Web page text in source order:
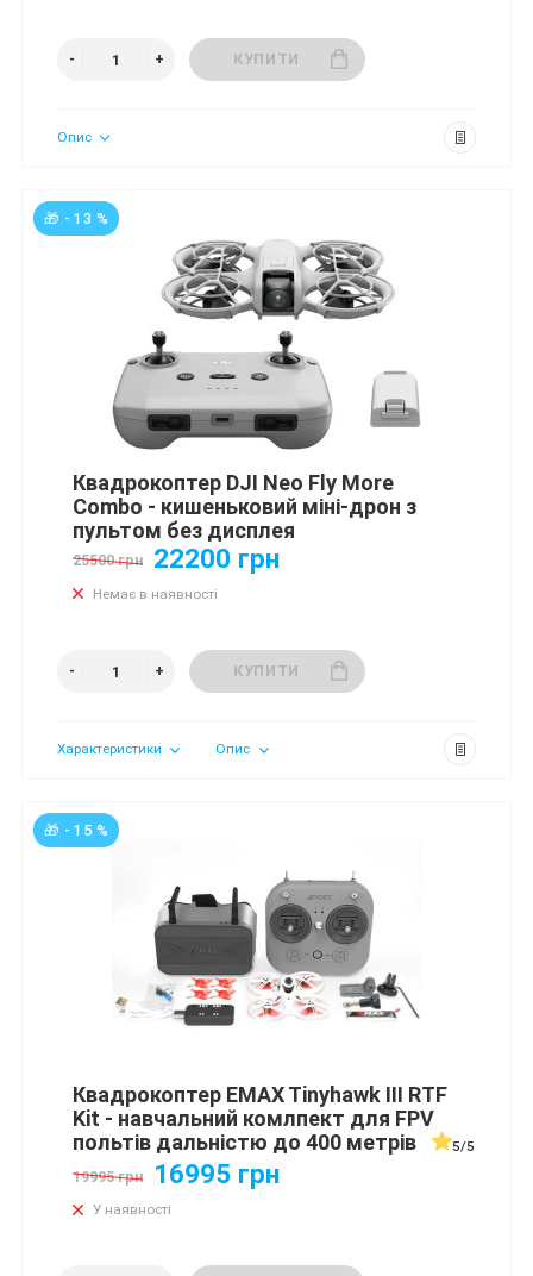
КУПИТИ
Опис
🎁 - 13 %
Квадрокоптер DJI Neo Fly More
Combo - кишеньковий міні-дрон з
пультом без дисплея
25500 грн 22200 грн
Немає в наявності
КУПИТИ
Характеристики Опис
🎁 - 15 %
Квадрокоптер EMAX Tinyhawk III RTF
Kit - навчальний комлпект для FPV
польтів дальністю до 400 метрів
5/5
19995 грн 16995 грн
У наявності